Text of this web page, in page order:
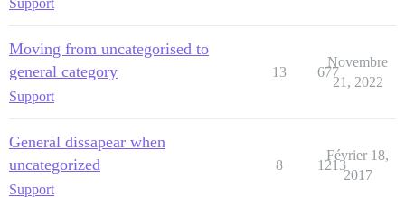
Support
Moving from uncategorised to
general category
Support
13 677
Novembre
21, 2022
General dissapear when
uncategorized
Support
8 1213
Février 18,
2017